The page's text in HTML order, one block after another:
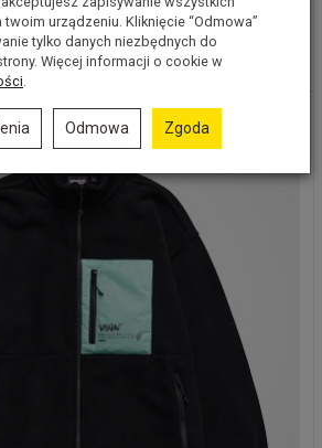
Wybierz opcje
urządzeniu. Kliknięcie “Odmowa”
tylko danych niezbędnych do
Więcej informacji o cookie w
Odmowa Zgoda